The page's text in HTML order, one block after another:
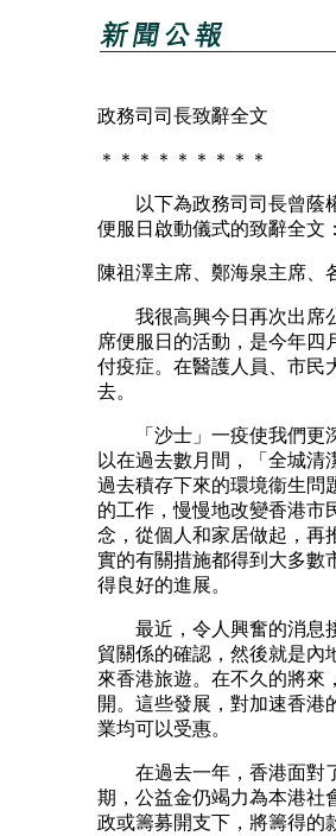
政務司司長致辭全文
＊＊＊＊＊＊＊＊＊
以下為政務司司長曾蔭
便服日啟動儀式的致辭全文
陳祖澤主席、鄭海泉主席、
我很高興今日再次出席
席便服日的活動，是今年四
付疫症。在醫護人員、市民
去。
「沙士」一疫使我們更
以在過去數月間，「全城清
過去積存下來的環境衞生問
的工作，慢慢地改變香港市
念，從個人和家居做起，再
實的有關措施都得到大多數
得良好的進展。
最近，令人興奮的消息
貿關係的確認，然後就是內
來香港旅遊。在不久的將來
開。這些發展，對加速香港
業均可以受惠。
在過去一年，香港面對
期，公益金仍竭力為本港社
政或籌募開支下，將籌得的